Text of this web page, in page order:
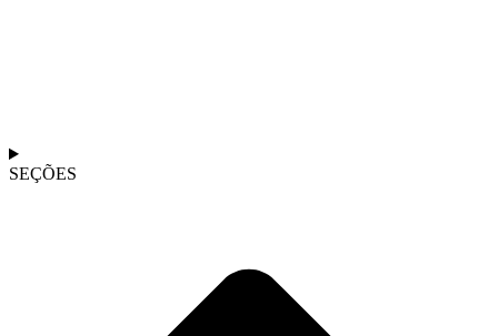
SEÇÕES